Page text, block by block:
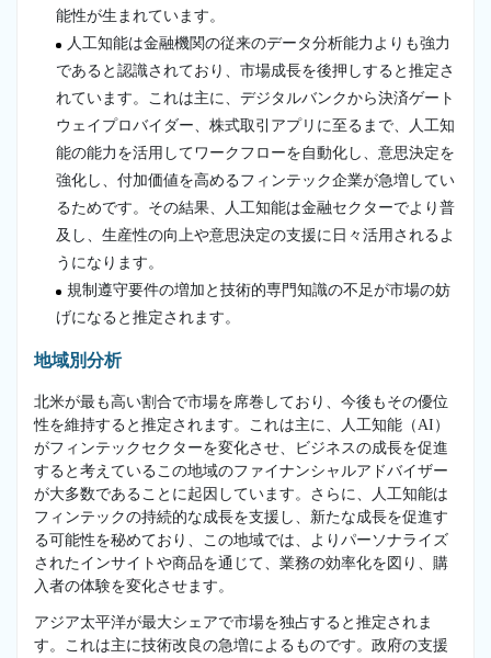
能性が生まれています。
人工知能は金融機関の従来のデータ分析能力よりも強力
であると認識されており、市場成長を後押しすると推定さ
れています。これは主に、デジタルバンクから決済ゲート
ウェイプロバイダー、株式取引アプリに至るまで、人工知
能の能力を活用してワークフローを自動化し、意思決定を
強化し、付加価値を高めるフィンテック企業が急増してい
るためです。その結果、人工知能は金融セクターでより普
及し、生産性の向上や意思決定の支援に日々活用されるよ
うになります。
規制遵守要件の増加と技術的専門知識の不足が市場の妨
げになると推定されます。
地域別分析
北米が最も高い割合で市場を席巻しており、今後もその優位
性を維持すると推定されます。これは主に、人工知能（AI）
がフィンテックセクターを変化させ、ビジネスの成長を促進
すると考えているこの地域のファイナンシャルアドバイザー
が大多数であることに起因しています。さらに、人工知能は
フィンテックの持続的な成長を支援し、新たな成長を促進す
る可能性を秘めており、この地域では、よりパーソナライズ
されたインサイトや商品を通じて、業務の効率化を図り、購
入者の体験を変化させます。
アジア太平洋が最大シェアで市場を独占すると推定されま
す。これは主に技術改良の急増によるものです。政府の支援